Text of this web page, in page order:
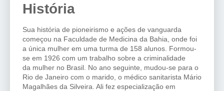
História
Sua história de pioneirismo e ações de vanguarda
começou na Faculdade de Medicina da Bahia, onde foi
a única mulher em uma turma de 158 alunos. Formou-
se em 1926 com um trabalho sobre a criminalidade
da mulher no Brasil No ano seguinte, mudou-se para o
Rio de Janeiro com o marido, o médico sanitarista Mário
Magalhães da Silveira. Ali fez especialização em